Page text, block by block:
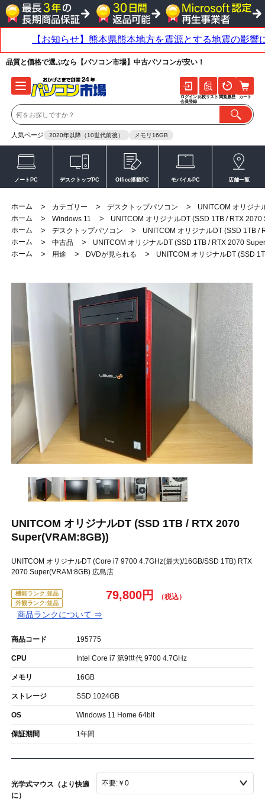
品質と価格で選ぶなら【パソコン市場】中古パソコンが安い！
人気ページ 2020年以降（10世代前後） メモリ16GB
ログイン
会員登録
比較リスト 閲覧履歴 カート
ノートPC デスクトップPC Office搭載PC モバイルPC 店舗一覧
ホーム > カテゴリー > デスクトップパソコン >
UNITCOM オリジナ
ホーム
> Windows 11 >
UNITCOM オリジナルDT (SSD 1TB / RTX
ホーム
> デスクトップパソコン >
UNITCOM オリジナルDT (SSD 1TB /
ホーム
> 中古品 >
UNITCOM オリジナルDT (SSD 1TB / RTX 2070
ホーム
> 用途 > DVDが見られる > UNITCOM オリジナルDT (SSD
UNITCOM オリジナルDT (SSD 1TB / RTX 2070
Super(VRAM:8GB))
UNITCOM オリジナルDT (Core i7 9700 4.7GHz(最大)/16GB/SSD 1TB) RTX
2070 Super(VRAM:8GB) 広島店
機能ランク:並品
外観ランク:並品
商品ランクについて ⇒
79,800円
商品コード 195775
CPU Intel Core i7 第9世代 9700 4.7GHz
メモリ 16GB
ストレージ SSD 1024GB
OS Windows 11 Home 64bit
保証期間 1年間
光学式マウス（より快適
に）